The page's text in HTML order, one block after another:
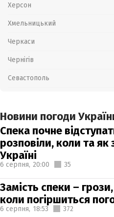
Херсон
Хмельницький
Черкаси
Чернігів
Севастополь
Новини погоди
Спека почне
розповіли, коли та як
Україні
6 серпня, 20:00 35
Замість спеки –
коли погіршиться
6 серпня, 18:53 372